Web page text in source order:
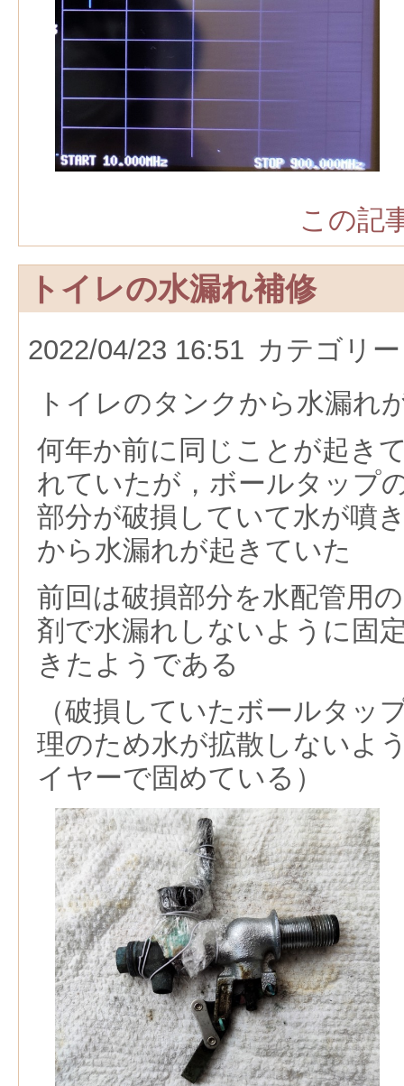
この記
トイレの水漏れ補修
2022/04/23 16:51 カテゴリ
トイレのタンクから水漏れ
何年か前に同じことが起き
れていたが，ボールタップ
部分が破損していて水が噴
から水漏れが起きていた
前回は破損部分を水配管用
剤で水漏れしないように固
きたようである
（破損していたボールタッ
理のため水が拡散しないよ
イヤーで固めている）